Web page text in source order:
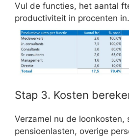
Vul de functies, het aantal
productiviteit in procenten in.
Stap 3. Kosten
Verzamel nu de loonkosten,
pensioenlasten, overige